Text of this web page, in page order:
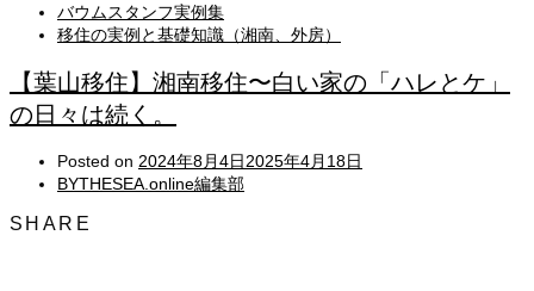
バウムスタンフ実例集
移住の実例と基礎知識（湘南、外房）
【葉山移住】湘南移住〜白い家の「ハレとケ」
の日々は続く。
Posted on 2024年8月4日2025年4月18日
BYTHESEA.online編集部
SHARE